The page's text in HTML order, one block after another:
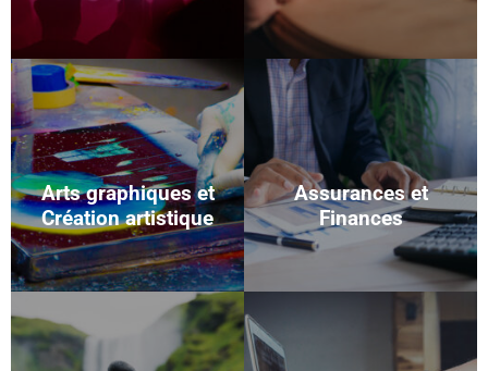
Arts graphiques et
Création artistique
Assurances et
Finances